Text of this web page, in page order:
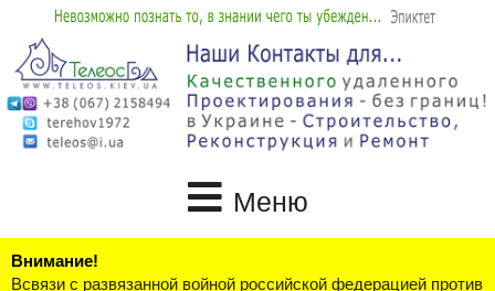
Меню
Внимание!
Всвязи с развязанной войной российской федерацией против